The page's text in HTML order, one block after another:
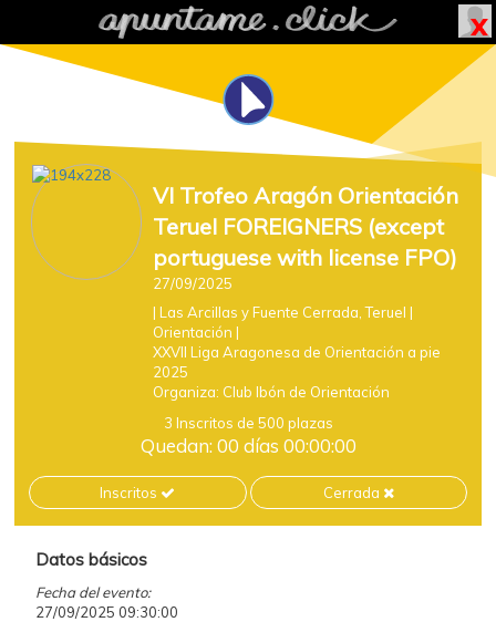
VI Trofeo Aragón Orientación
Teruel FOREIGNERS (except
portuguese with license FPO)
27/09/2025
| Las Arcillas y Fuente Cerrada, Teruel |
Orientación |
XXVII Liga Aragonesa de Orientación a pie
2025
Organiza: Club Ibón de Orientación
3 Inscritos de 500 plazas
Quedan: 00 días 00:00:00
Inscritos Cerrada
Datos básicos
Fecha del evento:
27/09/2025 09:30:00